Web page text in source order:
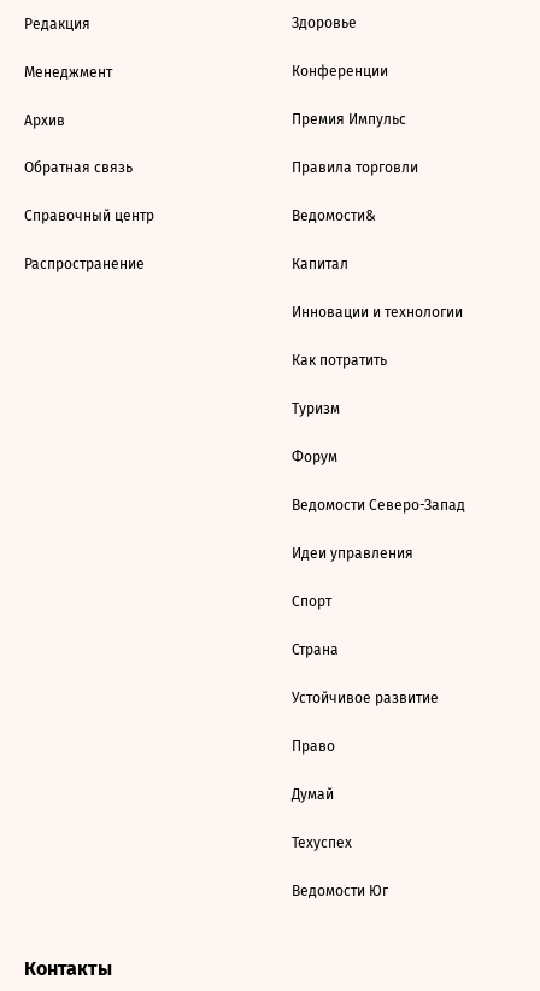
Редакция
Менеджмент
Архив
Обратная связь
Справочный центр
Распространение
Здоровье
Конференции
Премия Импульс
Правила торговли
Ведомости&
Капитал
Инновации и технологии
Как потратить
Туризм
Форум
Ведомости Северо-Запад
Идеи управления
Спорт
Страна
Устойчивое развитие
Право
Думай
Техуспех
Ведомости Юг
Контакты